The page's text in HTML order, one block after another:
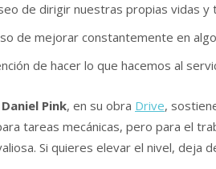
de dirigir nuestras propias vidas
de mejorar constantemente en
de hacer lo que hacemos al
Daniel Pink, en su obra Drive,
tareas mecánicas, pero para el
Si quieres elevar el nivel, deja